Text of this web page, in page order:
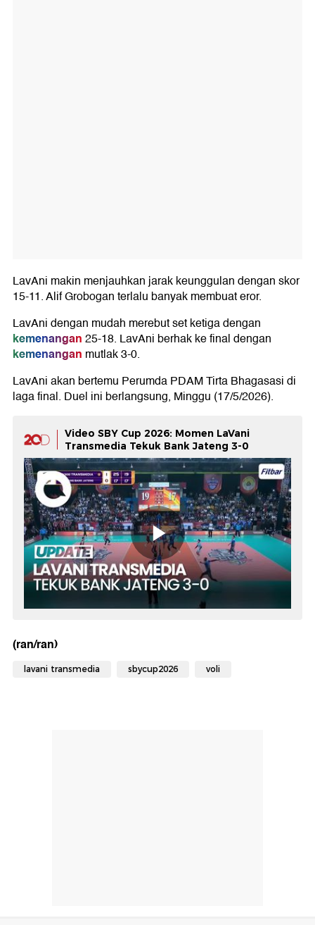
LavAni makin menjauhkan jarak keunggulan dengan skor
15-11. Alif Grobogan terlalu banyak membuat eror.
LavAni dengan mudah merebut set ketiga dengan
kemenangan25-18. LavAni berhak ke final dengan
kemenangan mutlak 3-0.
LavAni akan bertemu Perumda PDAM Tirta Bhagasasi di
laga final. Duel ini berlangsung, Minggu (17/5/2026).
Video SBY Cup 2026: Momen LaVani
Transmedia Tekuk Bank Jateng 3-0
(ran/ran)
lavani transmedia sbycup2026 voli